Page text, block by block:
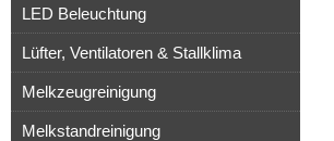
LED Beleuchtung
Lüfter, Ventilatoren & Stallklima
Melkzeugreinigung
Melkstandreinigung